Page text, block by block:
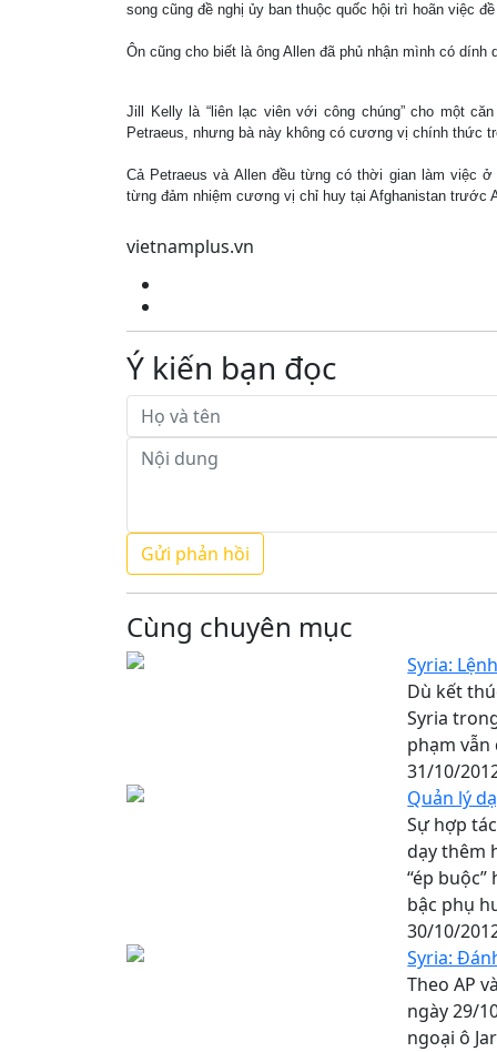
song cũng đề nghị ủy ban thuộc quốc hội trì hoãn việc
Ôn cũng cho biết là ông Allen đã phủ nhận mình có dính
Jill Kelly là “liên lạc viên với công chúng” cho một
Petraeus, nhưng bà này không có cương vị chính thức
Cả Petraeus và Allen đều từng có thời gian làm việc
từng đảm nhiệm cương vị chỉ huy tại Afghanistan trước
vietnamplus.vn
Ý kiến bạn đọc
Cùng chuyên mục
Syria:
Dù kết
Syria
phạm
31/10/
Quản lý
Sự hợp
dạy thêm
“ép
bậc phụ
30/10/
Syria:
Theo AP
ngày 29/
ngoại ô